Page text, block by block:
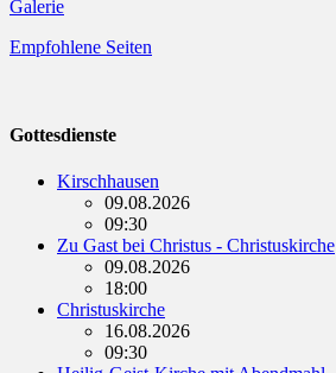
Galerie
Empfohlene Seiten
Gottesdienste
Kirschhausen
09.08.2026
09:30
Zu Gast bei Christus - Christuskirche
09.08.2026
18:00
Christuskirche
16.08.2026
09:30